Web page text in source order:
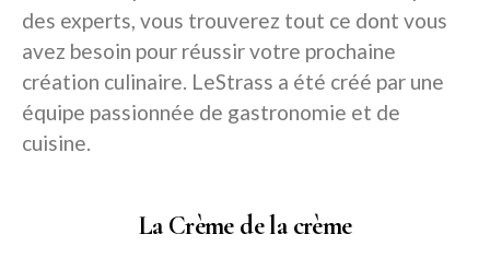
des experts, vous trouverez tout ce dont vous
avez besoin pour réussir votre prochaine
création culinaire. LeStrass a été créé par une
équipe passionnée de gastronomie et de
cuisine.
La Crème de la crème